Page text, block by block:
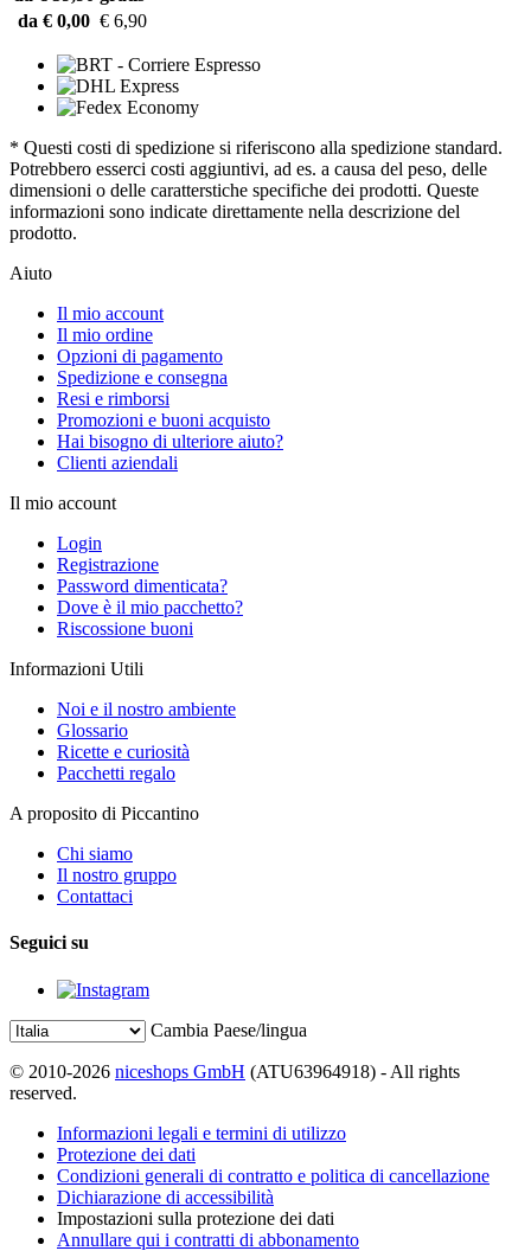
da € 0,00 € 6,90
* Questi costi di spedizione si riferiscono alla spedizione standard.
Potrebbero esserci costi aggiuntivi, ad es. a causa del peso, delle
dimensioni o delle caratterstiche specifiche dei prodotti. Queste
informazioni sono indicate direttamente nella descrizione del
prodotto.
Aiuto
Il mio account
Il mio ordine
Opzioni di pagamento
Spedizione e consegna
Resi e rimborsi
Promozioni e buoni acquisto
Hai bisogno di ulteriore aiuto?
Clienti aziendali
Il mio account
Login
Registrazione
Password dimenticata?
Dove è il mio pacchetto?
Riscossione buoni
Informazioni Utili
Noi e il nostro ambiente
Glossario
Ricette e curiosità
Pacchetti regalo
A proposito di Piccantino
Chi siamo
Il nostro gruppo
Contattaci
Seguici su
Cambia Paese/lingua
© 2010-2026 niceshops GmbH (ATU63964918) - All rights
reserved.
Informazioni legali e termini di utilizzo
Protezione dei dati
Condizioni generali di contratto e politica di cancellazione
Dichiarazione di accessibilità
Impostazioni sulla protezione dei dati
Annullare qui i contratti di abbonamento